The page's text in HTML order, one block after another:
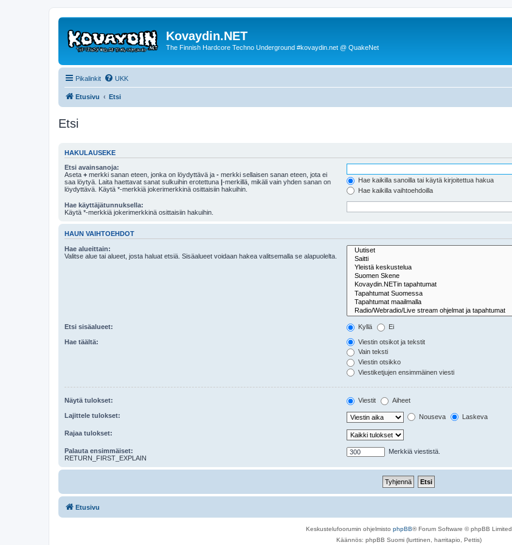
Kovaydin.NET
The Finnish Hardcore Techno Underground #kovaydin.net @ QuakeNet
Pikalinkit UKK
Etusivu Etsi
Etsi
HAKULAUSEKE
Etsi avainsanoja:
Aseta + merkki sanan eteen, jonka on löydyttävä ja - merkki sellaisen sanan eteen, jota ei
saa löytyä. Laita haettavat sanat sulkuihin erotettuna |-merkillä, mikäli vain yhden sanan on
löydyttävä. Käytä *-merkkiä jokerimerkkinä osittaisiin hakuihin.
Hae kaikilla sanoilla tai käytä kirjoitettua hakua
Hae kaikilla vaihtoehdoilla
Hae käyttäjätunnuksella:
Käytä *-merkkiä jokerimerkkinä osittaisiin hakuihin.
HAUN VAIHTOEHDOT
Hae alueittain:
Valitse alue tai alueet, josta haluat etsiä. Sisäalueet voidaan hakea valitsemalla se alapuolelta.
Etsi sisäalueet: Kyllä Ei
Hae täältä:
Viestin otsikot ja tekstit
Vain teksti
Viestin otsikko
Viestiketjujen ensimmäinen viesti
Näytä tulokset: Viestit Aiheet
Lajittele tulokset: Nouseva Laskeva
Rajaa tulokset:
Palauta ensimmäiset:
RETURN_FIRST_EXPLAIN
Merkkiä viestistä.
Etusivu
Keskustelufoorumin ohjelmisto phpBB® Forum Software © phpBB Limited
Käännös: phpBB Suomi (lurttinen, harritapio, Pettis)